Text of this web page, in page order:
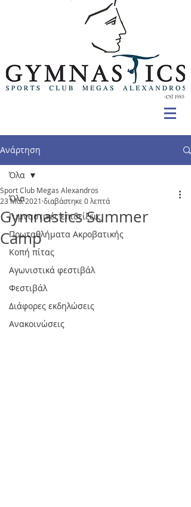
Ανάρτηση
Όλα
Γυμναστικές επιδείξεις
Πρωταθλήματα Ακροβατικής
Κοπή πίτας
Αγωνιστικά φεστιβάλ
Φεστιβάλ
Διάφορες εκδηλώσεις
Ανακοινώσεις
Όλα
Gymnastics Summer
Camp
Sport Club Megas Alexandros
23 Μαΐ 2021 διαβάστηκε 0 λεπτά